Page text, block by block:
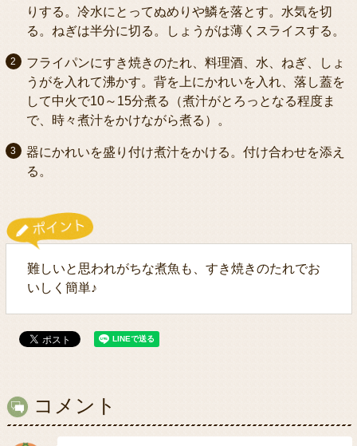
りする。冷水にとってぬめりや鱗を落とす。水気を切
る。ねぎは半分に切る。しょうがは薄くスライスする。
フライパンにすき焼きのたれ、料理酒、水、ねぎ、しょ
うがを入れて沸かす。背を上にかれいを入れ、落し蓋を
して中火で10～15分煮る（煮汁がとろっとなる程度ま
で、時々煮汁をかけながら煮る）。
器にかれいを盛り付け煮汁をかける。付け合わせを添え
る。
難しいと思われがちな煮魚も、すき焼きのたれでお
いしく簡単♪
コメント